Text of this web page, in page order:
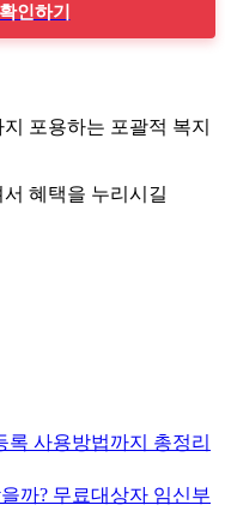
인하기
포용하는 포괄적 복지
혜택을 누리시길
사용방법까지 총정리
까? 무료대상자 임신부